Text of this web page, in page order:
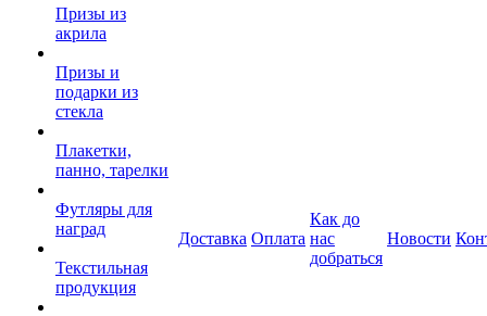
Призы из
акрила
Призы и
подарки из
стекла
Плакетки,
панно, тарелки
Футляры для
наград
Текстильная
продукция
Доставка Оплата
Как до
нас
добраться
Новости